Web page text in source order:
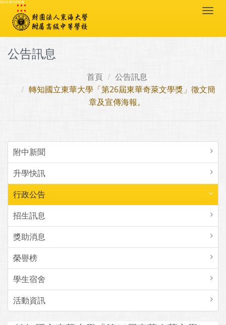
跳到主要內容區塊
:::
公告訊息
首頁
公告訊息
轉知國立東華大學「第26屆東華奇萊文學獎」徵文簡
章及宣傳海報。
附中新聞
升學快訊
行政公告
招生訊息
獎助消息
榮譽榜
學生宿舍
活動資訊